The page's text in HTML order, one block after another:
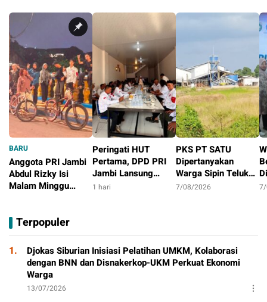
BARU
Anggota PRI Jambi
Abdul Rizky Isi
Malam Minggu
Aktivitas Positif
Peringati HUT
Pertama, DPD PRI
Jambi Lansung
Berbagi Dengan
1 hari
PKS PT SATU
Dipertanyakan
Warga Sipin Teluk
Duren, Jarak Dekat
7/08/2026
Terpopuler
1.
Djokas Siburian Inisiasi Pelatihan UMKM, Kolaborasi
dengan BNN dan Disnakerkop-UKM Perkuat Ekonomi
Warga
13/07/2026